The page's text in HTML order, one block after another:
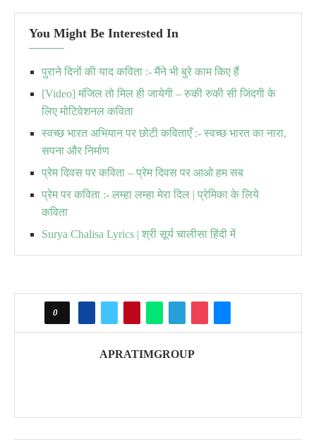
You Might Be Interested In
पुराने दिनों की याद कविता :- मैंने भी बुरे काम किए हैं
[Video] मंजिल तो मिल ही जायेगी – रुकी रुकी सी जिंदगी के
लिए मोटिवेशनल कविता
स्वच्छ भारत अभियान पर छोटी कविताएँ :- स्वच्छ भारत का नारा,
सपना और निर्माण
प्रेम दिवस पर कविता – प्रेम दिवस पर आओ हम सब
प्रेम पर कविता :- लम्हा लम्हा मेरा दिल | प्रेमिका के लिये
कविता
Surya Chalisa Lyrics | श्री सूर्य चालीसा हिंदी में
0
APRATIMGROUP